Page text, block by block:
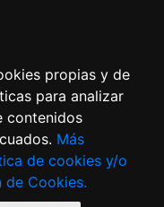
propias y de
para analizar
contenidos
Más
de cookies y/o
de Cookies.